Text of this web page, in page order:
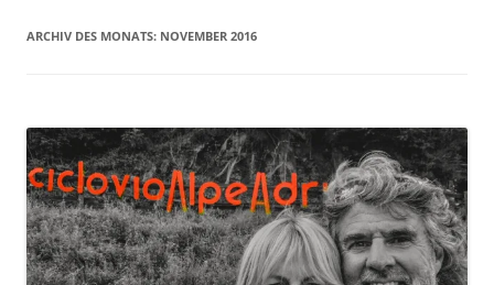
ARCHIV DES MONATS: NOVEMBER 2016